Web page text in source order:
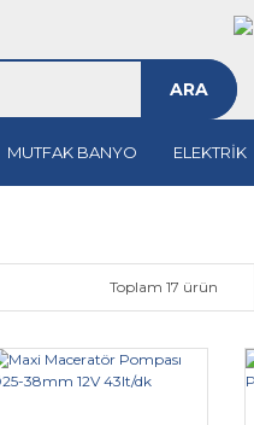
ARA
MUTFAK BANYO ELEKTRİK
Toplam 17 ürün